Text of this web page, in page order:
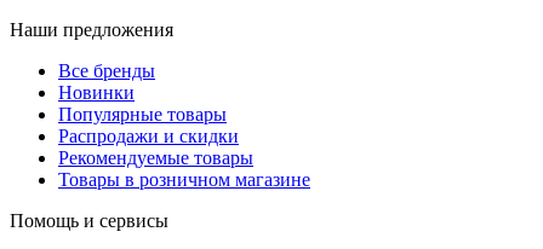
Наши предложения
Все бренды
Новинки
Популярные товары
Распродажи и скидки
Рекомендуемые товары
Товары в розничном магазине
Помощь и сервисы